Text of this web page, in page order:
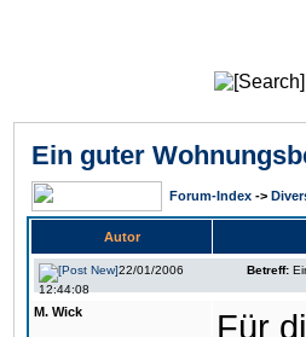
Ein guter
Forum-Index ->
Autor
22/01/2006
12:44:08
Betreff:
M. Wick
Für